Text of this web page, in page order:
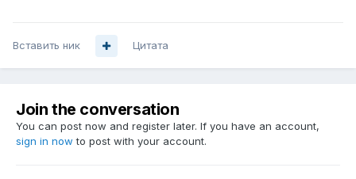
Вставить ник Цитата
Join the conversation
You can post now and register later. If you have an account,
sign in now to post with your account.